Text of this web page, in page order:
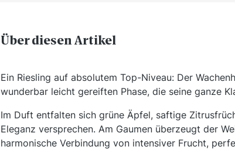
Über diesen Artikel
Ein Riesling auf absolutem Top-Niveau: Der
wunderbar leicht gereiften Phase, die seine ganze
Im Duft entfalten sich grüne Äpfel, saftige
Eleganz versprechen. Am Gaumen überzeugt der
harmonische Verbindung von intensiver Frucht,